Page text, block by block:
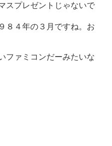
スプレゼントじゃないで
８４年の３月ですね。お
ファミコンだーみたいな